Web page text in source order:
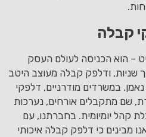
קבלה
– הוא הכניסה לעולם העסק
שניות, ודלפק קבלה מעוצב היטב
במשרדים מודרניים, דלפקי
שם מתקבלים אורחים, נערכות
קהל יומיומית. בחברתנו, עם
למעלה מ-30 שנה, אנו מבינים כי דלפק קבלה איכותי